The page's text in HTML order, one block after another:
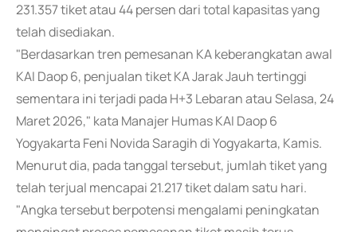
231.357 tiket atau 44 persen dari total kapasitas yang
telah disediakan.
"Berdasarkan tren pemesanan KA keberangkatan awal
KAI Daop 6, penjualan tiket KA Jarak Jauh tertinggi
sementara ini terjadi pada H+3 Lebaran atau Selasa, 24
Maret 2026," kata Manajer Humas KAI Daop 6
Yogyakarta Feni Novida Saragih di Yogyakarta, Kamis.
Menurut dia, pada tanggal tersebut, jumlah tiket yang
telah terjual mencapai 21.217 tiket dalam satu hari.
"Angka tersebut berpotensi mengalami peningkatan